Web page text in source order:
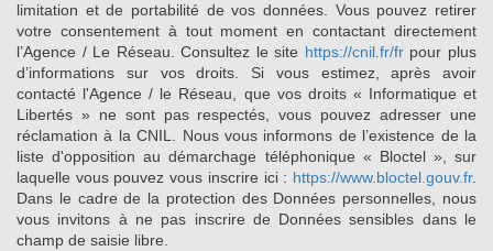
limitation et de portabilité de vos données. Vous pouvez retirer
votre consentement à tout moment en contactant directement
l’Agence / Le Réseau. Consultez le site https://cnil.fr/frpour plus
d’informations sur vos droits. Si vous estimez, après avoir
contacté l'Agence / le Réseau, que vos droits « Informatique et
Libertés » ne sont pas respectés, vous pouvez adresser une
réclamation à la CNIL. Nous vous informons de l’existence de la
liste d'opposition au démarchage téléphonique « Bloctel », sur
laquelle vous pouvez vous inscrire ici : https://www.bloctel.gouv.fr.
Dans le cadre de la protection des Données personnelles, nous
vous invitons à ne pas inscrire de Données sensibles dans le
champ de saisie libre.